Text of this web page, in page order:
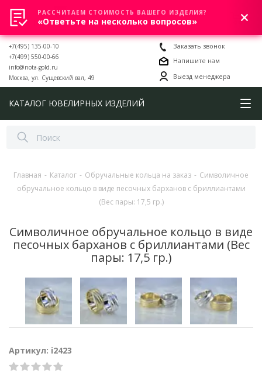
0
+7(495) 135-00-10
+7(499) 550-00-66
info@nota-gold.ru
Москва, ул. Сущевский вал, 49
Заказать звонок
Напишите нам
Выезд менеджера
КАТАЛОГ ЮВЕЛИРНЫХ ИЗДЕЛИЙ
Главная - Каталог - Обручальные кольца на заказ - Символичное
обручальное кольцо в виде песочных барханов с бриллиантами
(Вес пары: 17,5 гр.)
Символичное обручальное кольцо в виде
песочных барханов с бриллиантами (Вес
пары: 17,5 гр.)
Артикул: i2423
РАССЧИТАЕМ СТОИМОСТЬ ВАШЕГО ИЗДЕЛИЯ?
«Ответьте на несколько вопросов»